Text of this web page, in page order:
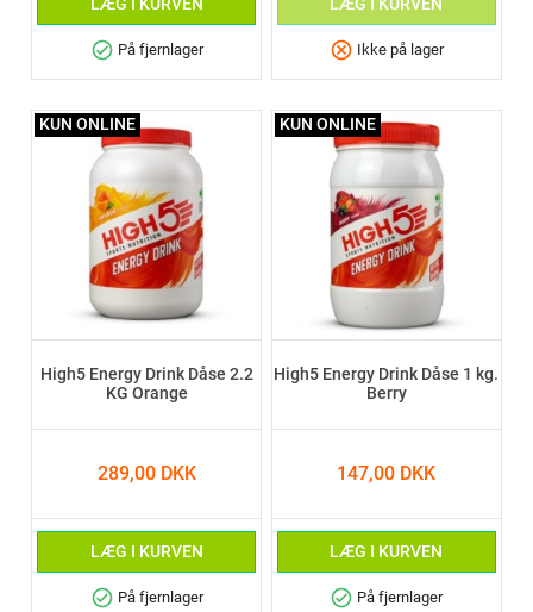
check_circle På fjernlager cancel Ikke på lager
High5 Energy Drink Dåse 2.2
KG Orange
289,00 DKK
LÆG I KURVEN
check_circle På fjernlager
KUN ONLINE
High5 Energy Drink Dåse 1 kg.
Berry
147,00 DKK
LÆG I KURVEN
check_circle På fjernlager
KUN ONLINE